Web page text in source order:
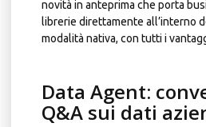
novità in anteprima che porta
librerie direttamente all’interno
modalità nativa, con tutti i
Data Agent:
Q&A sui dati